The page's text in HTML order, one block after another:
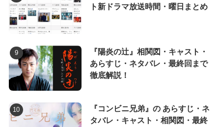
ト新ドラマ放送時間・曜日まとめ
『陽炎の辻』相関図・キャスト・
あらすじ・ネタバレ・最終回まで
徹底解説！
『コンビニ兄弟』の あらすじ・ネ
タバレ・キャスト・相関図・最終